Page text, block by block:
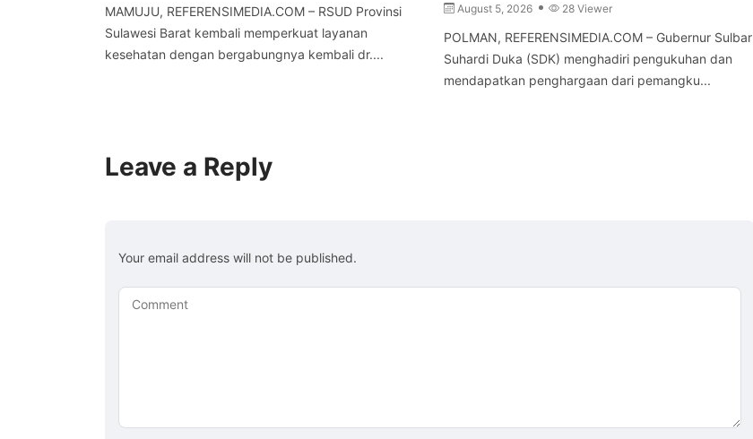
MAMUJU, REFERENSIMEDIA.COM – RSUD Provinsi
Sulawesi Barat kembali memperkuat layanan
kesehatan dengan bergabungnya kembali dr....
August 5, 2026 28 Viewer
POLMAN, REFERENSIMEDIA.COM – Gubernur Sulbar
Suhardi Duka (SDK) menghadiri pengukuhan dan
mendapatkan penghargaan dari pemangku...
Leave a Reply
Your email address will not be published.
Comment